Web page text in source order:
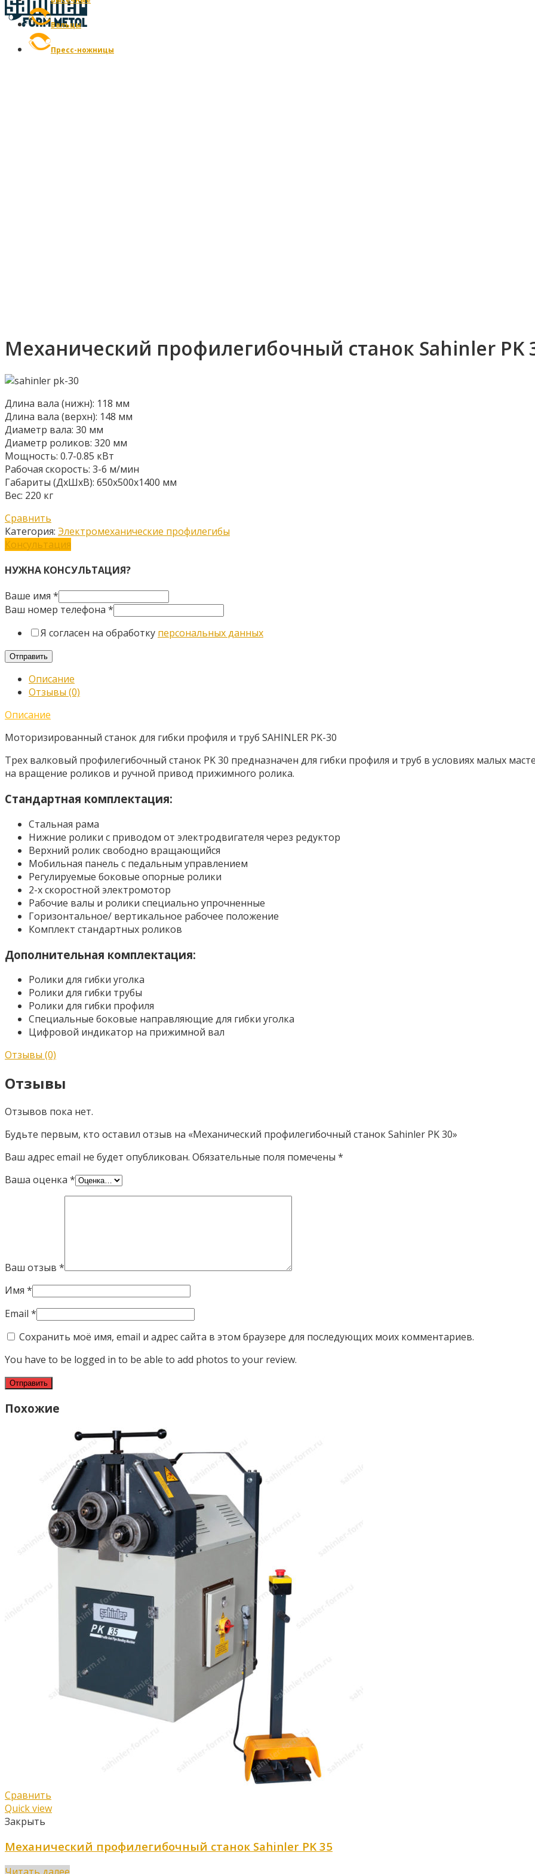
Вальцы
Пресс-ножницы
Механический профилегибочный станок Sahinler PK
Длина вала (нижн): 118 мм
Длина вала (верхн): 148 мм
Диаметр вала: 30 мм
Диаметр роликов: 320 мм
Мощность: 0.7-0.85 кВт
Рабочая скорость: 3-6 м/мин
Габариты (ДхШхВ): 650х500х1400 мм
Вес: 220 кг
Сравнить
Категория: Электромеханические профилегибы
Консультация
НУЖНА КОНСУЛЬТАЦИЯ?
Ваше имя *
Ваш номер телефона *
Я согласен на обработку персональных данных
Отправить
Описание
Отзывы (0)
Описание
Моторизированный станок для гибки профиля и труб SAHINLER PK-30
Трех валковый профилегибочный станок PK 30 предназначен для гибки профиля и труб в условиях малых
на вращение роликов и ручной привод прижимного ролика.
Стандартная комплектация:
Стальная рама
Нижние ролики с приводом от электродвигателя через редуктор
Верхний ролик свободно вращающийся
Мобильная панель с педальным управлением
Регулируемые боковые опорные ролики
2-х скоростной электромотор
Рабочие валы и ролики специально упрочненные
Горизонтальное/ вертикальное рабочее положение
Комплект стандартных роликов
Дополнительная комплектация:
Ролики для гибки уголка
Ролики для гибки трубы
Ролики для гибки профиля
Специальные боковые направляющие для гибки уголка
Цифровой индикатор на прижимной вал
Отзывы (0)
Отзывы
Отзывов пока нет.
Будьте первым, кто оставил отзыв на «Механический профилегибочный станок Sahinler PK 30»
Ваш адрес email не будет опубликован. Обязательные поля помечены *
Ваша оценка *
Ваш отзыв *
Имя *
Email *
Сохранить моё имя, email и адрес сайта в этом браузере для последующих моих комментариев.
You have to be logged in to be able to add photos to your review.
Похожие
Сравнить
Quick view
Закрыть
Механический профилегибочный станок Sahinler PK 35